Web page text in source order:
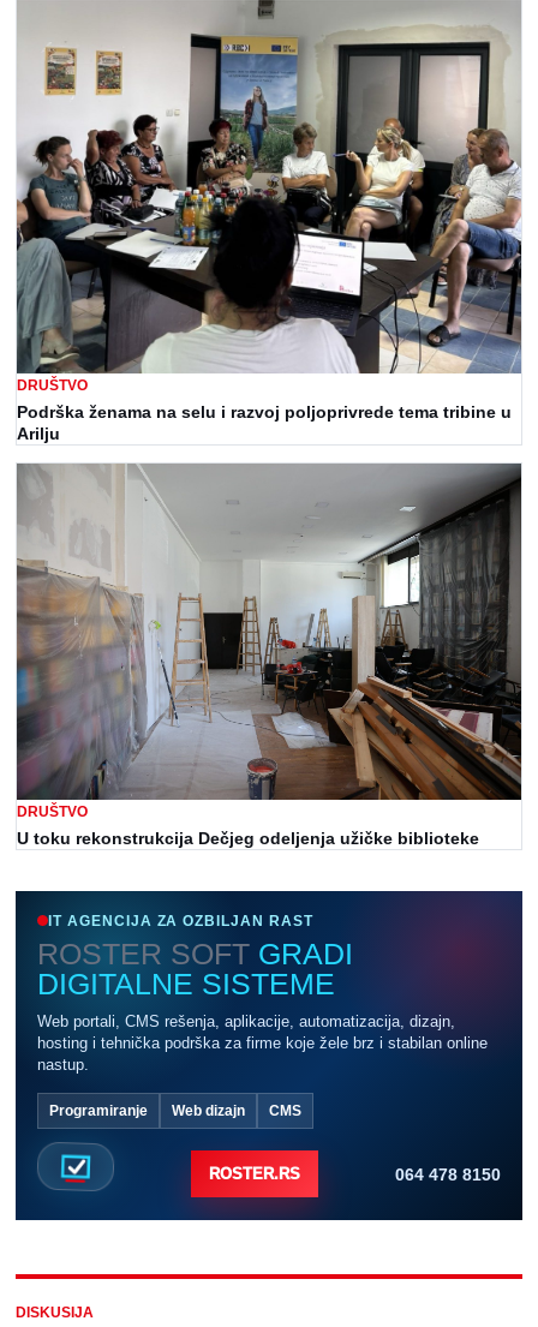
DRUŠTVO
Podrška ženama na selu i razvoj poljoprivrede tema tribine u
Arilju
DRUŠTVO
U toku rekonstrukcija Dečjeg odeljenja užičke biblioteke
IT AGENCIJA ZA OZBILJAN RAST
ROSTER SOFT GRADI
DIGITALNE SISTEME
Web portali, CMS rešenja, aplikacije, automatizacija, dizajn,
hosting i tehnička podrška za firme koje žele brz i stabilan online
nastup.
Programiranje Web dizajn CMS
ROSTER.RS 064 478 8150
DISKUSIJA